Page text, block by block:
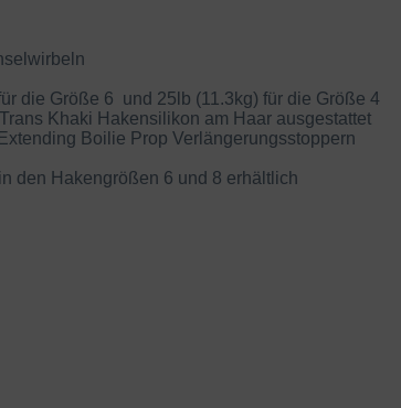
die Größe 6 und 25lb (11.3kg) für die Größe 4
Khaki Hakensilikon am Haar ausgestattet
Boilie Prop Verlängerungsstoppern
den Hakengrößen 6 und 8 erhältlich